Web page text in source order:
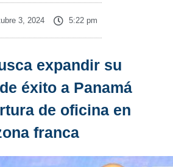
3, 2024 5:22 pm
expandir su
éxito a Panamá
de oficina en
franca